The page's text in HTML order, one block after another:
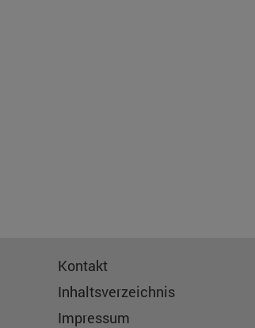
Kontakt
Inhaltsverzeichnis
Impressum